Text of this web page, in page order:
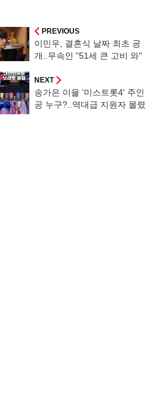
PREVIOUS
이민우, 결혼식 날짜 최초 공
개..무속인 "51세 큰 고비 와"
NEXT
송가은 이을 '미스트롯4' 주인
공 누구?..역대급 지원자 몰렸